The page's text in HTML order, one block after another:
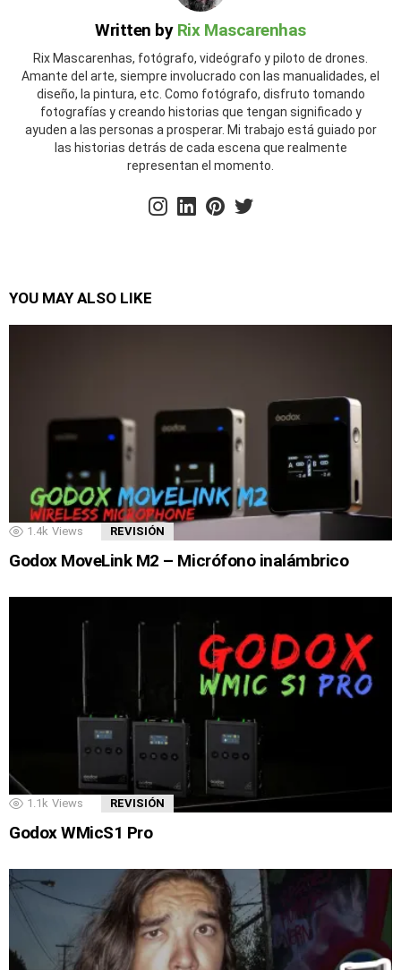
Written by Rix Mascarenhas
Rix Mascarenhas, fotógrafo, videógrafo y piloto de drones.
Amante del arte, siempre involucrado con las manualidades, el
diseño, la pintura, etc. Como fotógrafo, disfruto tomando
fotografías y creando historias que tengan significado y
ayuden a las personas a prosperar. Mi trabajo está guiado por
las historias detrás de cada escena que realmente
representan el momento.
instagram
linkedin
YOU MAY ALSO LIKE
1.4k Views REVISIÓN
Godox MoveLink M2 – Micrófono inalámbrico
1.1k Views REVISIÓN
Godox WMicS1 Pro